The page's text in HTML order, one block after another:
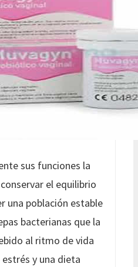
sus funciones la
el equilibrio
una población estable
bacterianas que la
al ritmo de vida
y una dieta